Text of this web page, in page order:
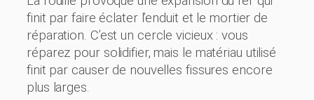
finit par faire éclater l’enduit et le mortier de
réparation. C’est un cercle vicieux : vous
réparez pour solidifier, mais le matériau utilisé
finit par causer de nouvelles fissures encore
plus larges.